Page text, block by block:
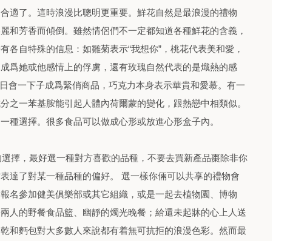
適了。這時浪漫比聰明更重要。鮮花自然是最浪漫的禮物
和芳香而傾倒。雖然情侶們不一定都知道各種鮮花的含義，
各自特殊的信息：如雛菊表示“我想你”，桃花代表美和愛，
爲她或他感情上的俘虜，還有玫瑰自然代表的是熾熱的感
會一下子成爲緊俏商品，巧克力本身表示華貴和愛慕。有一
之一苯基胺能引起人體內荷爾蒙的變化，跟熱戀中相類似。
一種選擇。很多食品可以做成心形或放進心形盒子內。
，最好選一種對方喜歡的品種，不要去買新產品棗除非你
達了對某一種品種的偏好。 選一樣你倆可以共享的禮物會
名參加健美俱樂部或其它組織，或是一起去植物園、博物
人的野餐食品籃、幽靜的燭光晚餐；給還未起牀的心上人送
和麪包對大多數人來說都有着無可抗拒的浪漫色彩。然而最